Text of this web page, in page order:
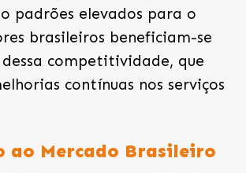
padrões elevados para o
brasileiros beneficiam-se
competitividade, que
contínuas nos serviços
ao Mercado Brasileiro